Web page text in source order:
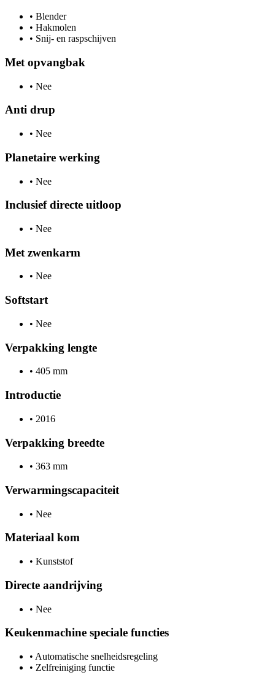
• Blender
• Hakmolen
• Snij- en raspschijven
Met opvangbak
• Nee
Anti drup
• Nee
Planetaire werking
• Nee
Inclusief directe uitloop
• Nee
Met zwenkarm
• Nee
Softstart
• Nee
Verpakking lengte
• 405 mm
Introductie
• 2016
Verpakking breedte
• 363 mm
Verwarmingscapaciteit
• Nee
Materiaal kom
• Kunststof
Directe aandrijving
• Nee
Keukenmachine speciale functies
• Automatische snelheidsregeling
• Zelfreiniging functie